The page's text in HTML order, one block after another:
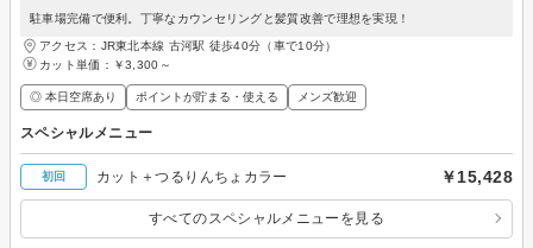
駐車場完備で便利。丁寧なカウンセリングと髪質改善で理想を実現！
アクセス：JR東北本線 古河駅 徒歩40分（車で10分）
カット単価： ￥3,300～
◎ 本日空席あり ポイントが貯まる・使える メンズ歓迎
スペシャルメニュー
初回 カット＋つるりんちょカラー ￥15,428
すべてのスペシャルメニューを見る